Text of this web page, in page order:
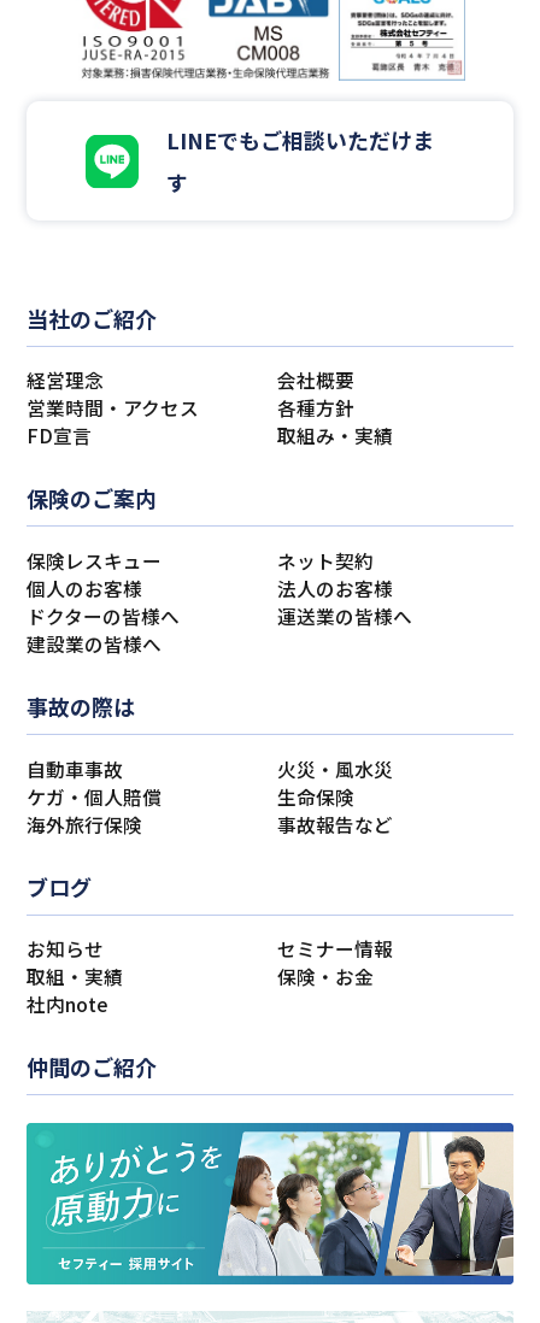
LINEでもご相談いただけま
す
当社のご紹介
経営理念
会社概要
営業時間・アクセス
各種方針
FD宣言
取組み・実績
保険のご案内
保険レスキュー
ネット契約
個人のお客様
法人のお客様
ドクターの皆様へ
運送業の皆様へ
建設業の皆様へ
事故の際は
自動車事故
火災・風水災
ケガ・個人賠償
生命保険
海外旅行保険
事故報告など
ブログ
お知らせ
セミナー情報
取組・実績
保険・お金
社内note
仲間のご紹介